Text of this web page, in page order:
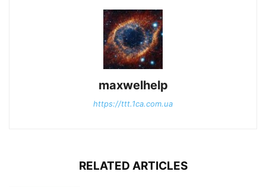
maxwelhelp
https://ttt.1ca.com.ua
RELATED ARTICLES